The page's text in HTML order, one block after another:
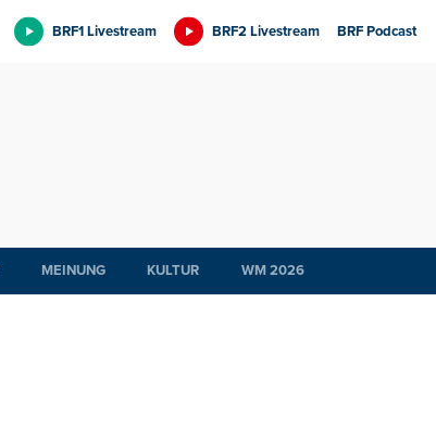
BRF1 Livestream BRF2 Livestream BRF Podcast
MEINUNG KULTUR WM 2026